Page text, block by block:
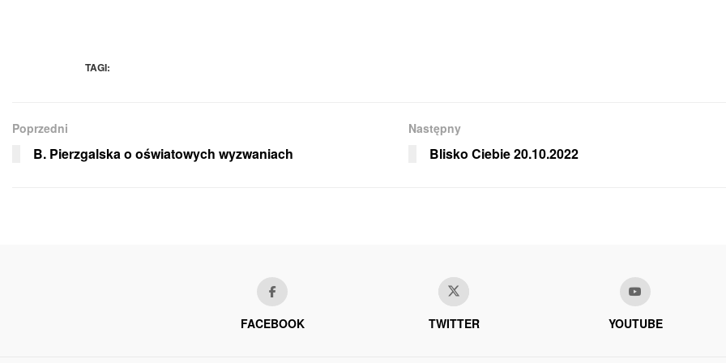
TAGI:
Poprzedni
B. Pierzgalska o oświatowych wyzwaniach
Następny
Blisko Ciebie 20.10.2022
FACEBOOK TWITTER YOUTUBE